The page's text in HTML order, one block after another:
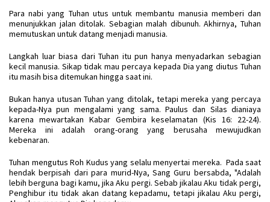
Para nabi yang Tuhan utus untuk membantu manusia memberi dan
menunjukkan jalan ditolak. Sebagian malah dibunuh. Akhirnya, Tuhan
memutuskan untuk datang menjadi manusia.
Langkah luar biasa dari Tuhan itu pun hanya menyadarkan sebagian
kecil manusia. Sikap tidak mau percaya kepada Dia yang diutus Tuhan
itu masih bisa ditemukan hingga saat ini.
Bukan hanya utusan Tuhan yang ditolak, tetapi mereka yang percaya
kepada-Nya pun mengalami yang sama. Paulus dan Silas dianiaya
karena mewartakan Kabar Gembira keselamatan (Kis 16: 22-24).
Mereka ini adalah orang-orang yang berusaha mewujudkan
kebenaran.
Tuhan mengutus Roh Kudus yang selalu menyertai mereka. Pada saat
hendak berpisah dari para murid-Nya, Sang Guru bersabda, "Adalah
lebih berguna bagi kamu, jika Aku pergi. Sebab jikalau Aku tidak pergi,
Penghibur itu tidak akan datang kepadamu, tetapi jikalau Aku pergi,